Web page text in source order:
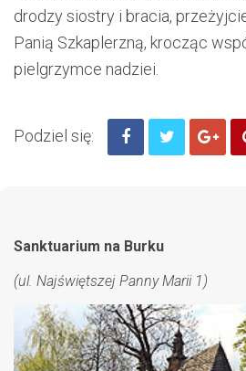
drodzy siostry i bracia,
Panią Szkaplerzną, krocząc
pielgrzymce nadziei.
Podziel się:
Sanktuarium na Burku
(ul. Najświętszej Panny Marii 1)